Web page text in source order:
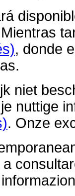
, donde
niet
nuttige
. Onze
a